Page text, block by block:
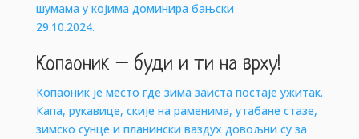
шумама у којима доминира бањски
29.10.2024.
Копаоник – буди и ти на врху!
Копаоник је место где зима заиста постаје ужитак.
Капа, рукавице, скије на раменима, утабане стазе,
зимско сунце и планински ваздух довољни су за